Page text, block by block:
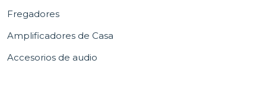
Fregadores
Amplificadores de Casa
Accesorios de audio